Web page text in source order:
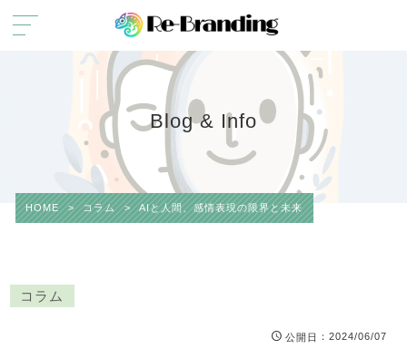
Blog & Info
HOME > コラム > AIと人間、感情表現の限界と未来
コラム
公開日 ：2024/06/07